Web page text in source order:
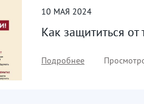
10 МАЯ 2024
Как защититься
Подробнее